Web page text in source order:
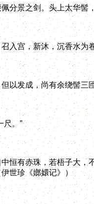
景之剑。头上太华髻
宫，新沐，沉香水为卷
发成，尚有余绕髻三匝
。”
有赤珠，若梧子大，不
世珍《嫏嬛记》）